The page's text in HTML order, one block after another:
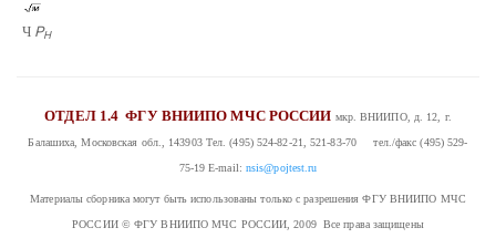
Ч РН
ОТДЕЛ 1.4ФГУ ВНИИПО МЧС РОССИИ мкр. ВНИИПО, д. 12, г.
Балашиха, Московская обл., 143903Тел. (495) 524-82-21, 521-83-70 тел./факс (495) 529-
75-19 E-mail: nsis@pojtest.ru
Материалы сборника могут быть использованы только с разрешения ФГУ ВНИИПО МЧС
РОССИИ© ФГУ ВНИИПО МЧС РОССИИ, 2009 Все права защищены